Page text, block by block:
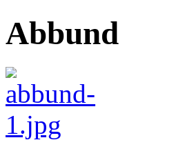
Abbund